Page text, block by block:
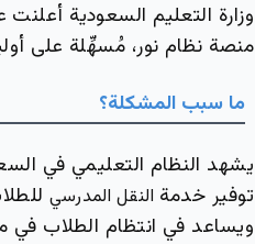
وزارة التعليم السعودية
منصة نظام نور، مُسهِّلة على
ما سبب المشكلة؟
يشهد النظام التعليمي في
توفير خدمة النقل المدرسي
ويساعد في انتظام الطلاب في